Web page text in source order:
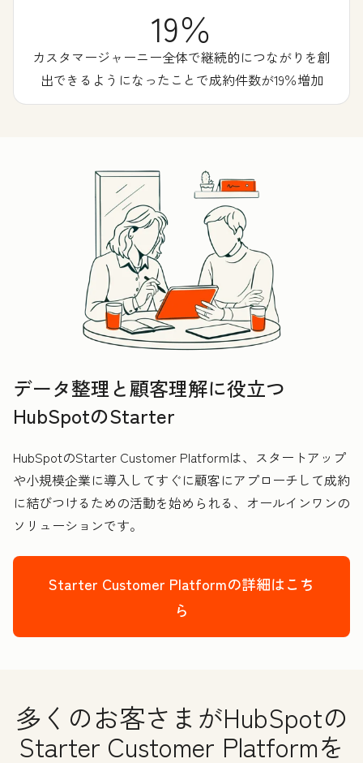
19％
カスタマージャーニー全体で継続的につながりを創
出できるようになったことで成約件数が19％増加
データ整理と顧客理解に役立つ
HubSpotのStarter
HubSpotのStarter Customer Platformは、スタートアップ
や小規模企業に導入してすぐに顧客にアプローチして成約
に結びつけるための活動を始められる、オールインワンの
ソリューションです。
Starter Customer Platformの詳細はこち
ら
多くのお客さまがHubSpotの
Starter Customer Platformを